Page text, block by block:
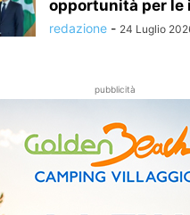
opportunità per le
redazione - 24 Luglio
pubblicità